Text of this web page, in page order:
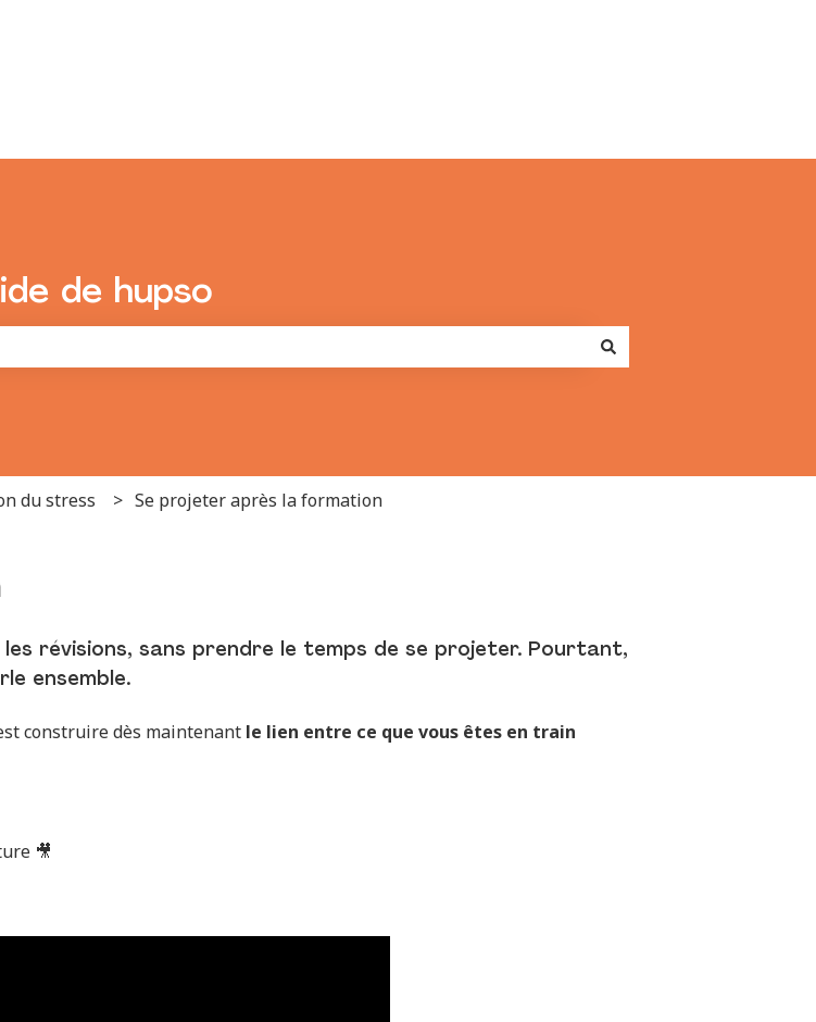
de hupso
du stress Se projeter après la formation
révisions, sans prendre le temps de se projeter. Pourtant,
ensemble.
construire dès maintenant le lien entre ce que vous êtes en train
🎥